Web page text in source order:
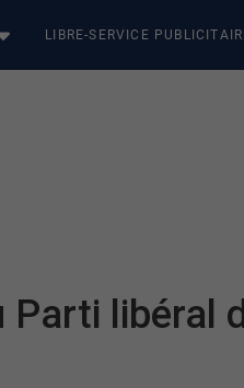
LIBRE-SERVICE
Parti libéral